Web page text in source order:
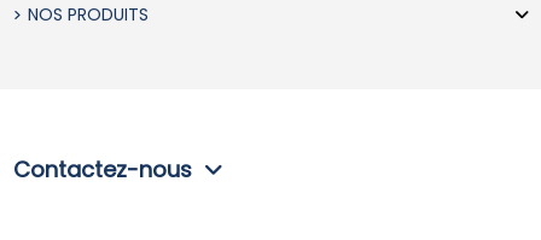
NOS PRODUITS
Contactez-nous